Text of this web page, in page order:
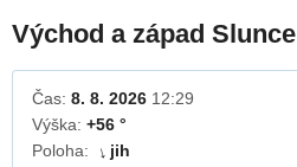
Východ a západ Slunce
Čas: 8. 8. 2026 12:29
Výška: +56 °
Poloha:
↓ jih